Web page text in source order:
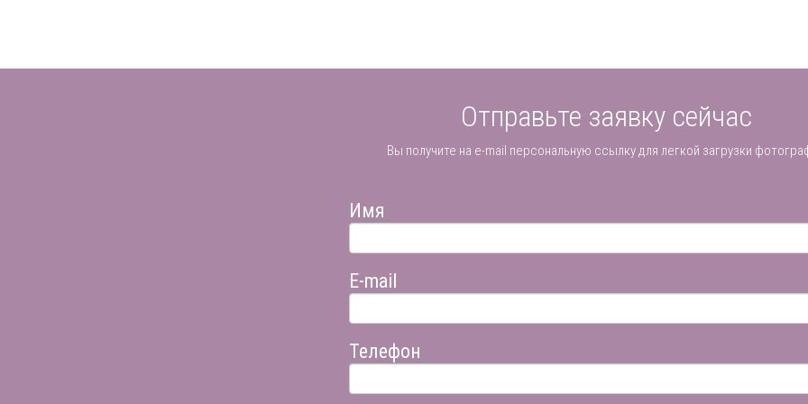
Отправьте заявку сейчас
Вы получите на e-mail персональную ссылку для легкой загрузки
Имя
E-mail
Телефон